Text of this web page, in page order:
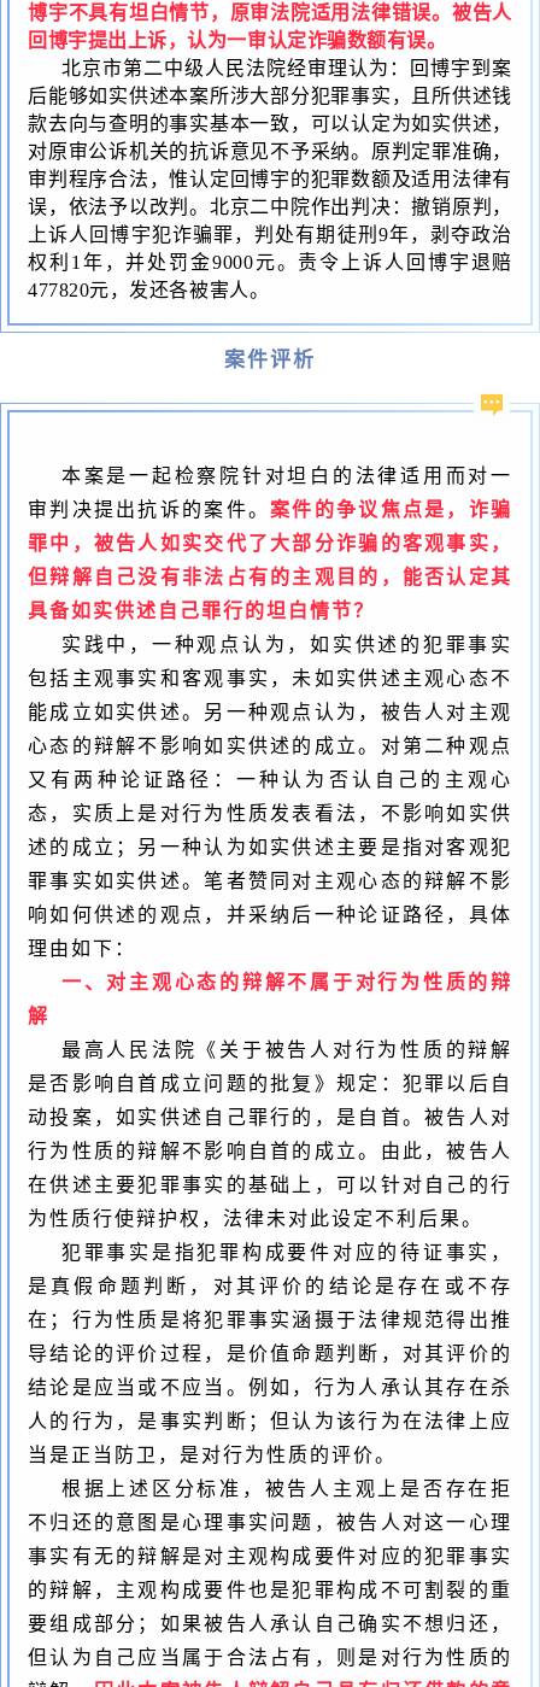
博宇不具有坦白情节，原审法院适用法律错误。被告人
回博宇提出上诉，认为一审认定诈骗数额有误。
北京市第二中级人民法院经审理认为：回博宇到案
后能够如实供述本案所涉大部分犯罪事实，且所供述钱
款去向与查明的事实基本一致，可以认定为如实供述，
对原审公诉机关的抗诉意见不予采纳。原判定罪准确，
审判程序合法，惟认定回博宇的犯罪数额及适用法律有
误，依法予以改判。北京二中院作出判决：撤销原判，
上诉人回博宇犯诈骗罪，判处有期徒刑 9年，剥夺政治
权利 1 年，并处罚金9000元。责令上诉人回博宇退赔
477820元，发还各被害人。
案件评析
本案是一起检察院针对坦白的法律适用而对一
审判决提出抗诉的案件。案件的争议焦点是，诈骗
罪中，被告人如实交代了大部分诈骗的客观事实，
但辩解自己没有非法占有的主观目的，能否认定其
具备如实供述自己罪行的坦白情节？
实践中，一种观点认为，如实供述的犯罪事实
包括主观事实和客观事实，未如实供述主观心态不
能成立如实供述。另一种观点认为，被告人对主观
心态的辩解不影响如实供述的成立。对第二种观点
又有两种论证路径：一种认为否认自己的主观心
态，实质上是对行为性质发表看法，不影响如实供
述的成立；另一种认为如实供述主要是指对客观犯
罪事实如实供述。笔者赞同对主观心态的辩解不影
响如何供述的观点，并采纳后一种论证路径，具体
理由如下：
一、对主观心态的辩解不属于对行为性质的辩
解
最高人民法院《关于被告人对行为性质的辩解
是否影响自首成立问题的批复》规定：犯罪以后自
动投案，如实供述自己罪行的，是自首。被告人对
行为性质的辩解不影响自首的成立。由此，被告人
在供述主要犯罪事实的基础上，可以针对自己的行
为性质行使辩护权，法律未对此设定不利后果。
犯罪事实是指犯罪构成要件对应的待证事实，
是真假命题判断，对其评价的结论是存在或不存
在；行为性质是将犯罪事实涵摄于法律规范得出推
导结论的评价过程，是价值命题判断，对其评价的
结论是应当或不应当。例如，行为人承认其存在杀
人的行为，是事实判断；但认为该行为在法律上应
当是正当防卫，是对行为性质的评价。
根据上述区分标准，被告人主观上是否存在拒
不归还的意图是心理事实问题，被告人对这一心理
事实有无的辩解是对主观构成要件对应的犯罪事实
的辩解，主观构成要件也是犯罪构成不可割裂的重
要组成部分；如果被告人承认自己确实不想归还，
但认为自己应当属于合法占有，则是对行为性质的